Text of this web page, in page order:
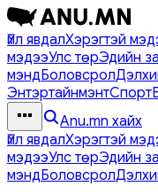
Үйл явдалХэрэгтэй
мэдээУлс төрЭдийн
мэндБоловсрол
ЭнтэртайнмэнтСпорт
Anu.mn хайх
Үйл явдалХэрэгтэй
мэдээУлс төрЭдийн
мэндБоловсрол